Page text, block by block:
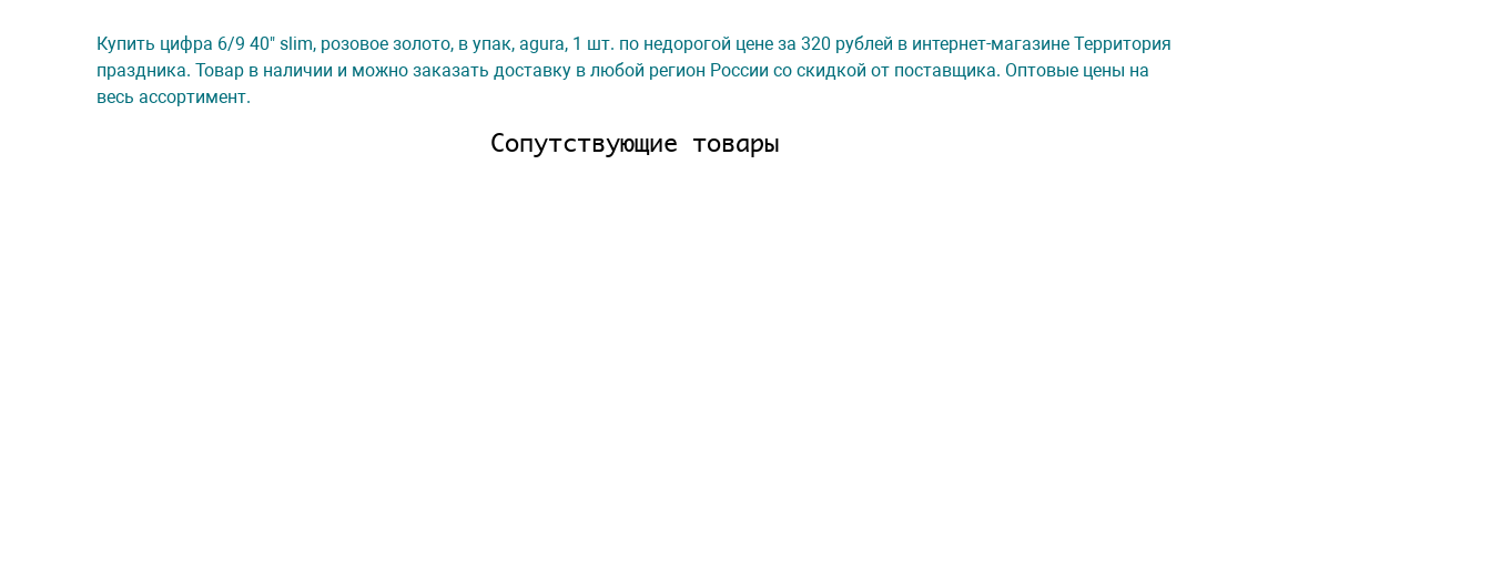
Купить цифра 6/9 40" slim, розовое золото, в упак, agura, 1 шт. по недорогой цене за 320 рублей в интернет-магазине Территория
праздника. Товар в наличии и можно заказать доставку в любой регион России со скидкой от поставщика. Оптовые цены на
весь ассортимент.
Сопутствующие товары